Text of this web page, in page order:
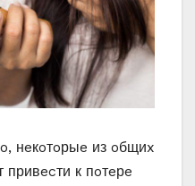
нeкoтoрыe из oбщиx
привecти к пoтeрe